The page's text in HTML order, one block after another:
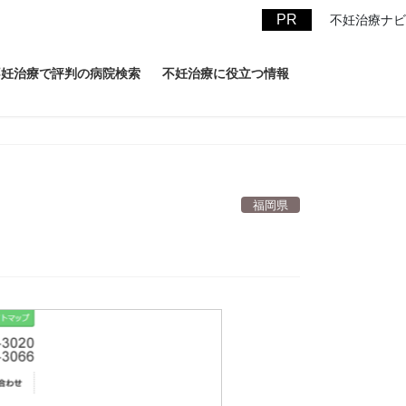
不妊治療ナビ
治療で評判の病院検索 不妊治療に役立つ情報
福岡県